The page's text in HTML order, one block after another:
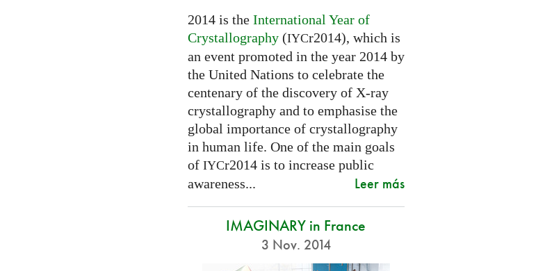
2014 is the International Year of
Crystallography(IYCr2014), which is
an event promoted in the year 2014 by
the United Nations to celebrate the
centenary of the discovery of X-ray
crystallography and to emphasise the
global importance of crystallography
in human life. One of the main goals
of IYCr2014 is to increase public
awareness...
Leer más
IMAGINARY in France
3 Nov. 2014